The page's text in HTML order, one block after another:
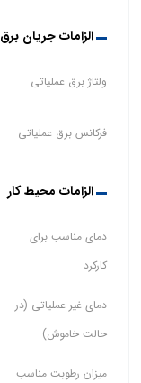
الزامات جریان برق
ولتاژ برق عملیاتی
فرکانس برق عملیاتی
الزامات محیط کار
دمای مناسب برای
کارکرد
دمای غیر عملیاتی (در
حالت خاموش)
میزان رطوبت مناسب